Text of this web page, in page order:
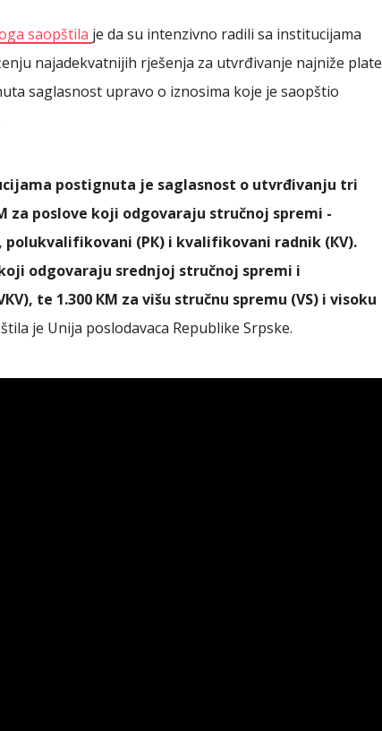
saopštila je da su intenzivno radili sa institucijama
najadekvatnijih rješenja za utvrđivanje najniže plate
saglasnost upravo o iznosima koje je saopštio
postignuta je saglasnost o utvrđivanju tri
za poslove koji odgovaraju stručnoj spremi -
(PК) i kvalifikovani radnik (КV).
odgovaraju srednjoj stručnoj spremi i
te 1.300 КM za višu stručnu spremu (VS) i visoku
je Unija poslodavaca Republike Srpske.